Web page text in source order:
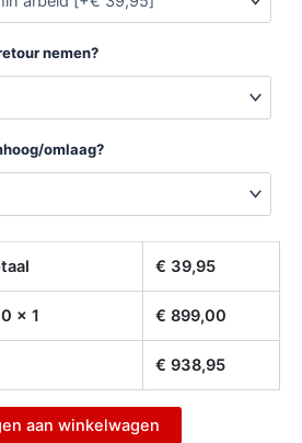
nemen?
omlaag?
€ 39,95
x 1 € 899,00
€ 938,95
aan winkelwagen